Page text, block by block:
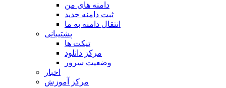
دامنه های من
ثبت دامنه جدید
انتقال دامنه به ما
پشتیبانی
تیکت ها
مرکز دانلود
وضعیت سرور
اخبار
مرکز آموزش